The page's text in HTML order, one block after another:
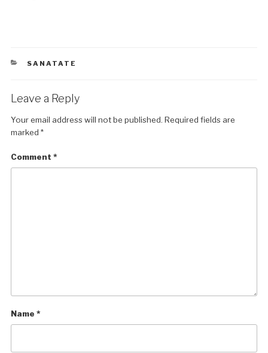
CATEGORIES
SANATATE
Leave a Reply
Your email address will not be published. Required fields are
marked *
Comment *
Name *